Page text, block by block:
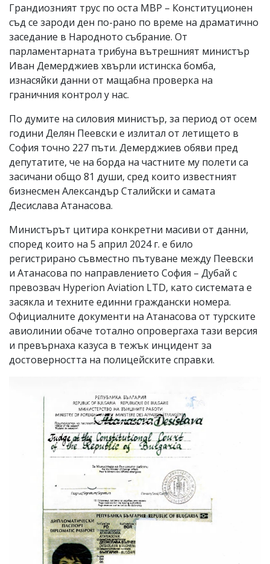
Грандиозният трус по оста МВР – Конституционен
съд се зароди ден по-рано по време на драматично
заседание в Народното събрание. От
парламентарната трибуна вътрешният министър
Иван Демерджиев хвърли истинска бомба,
изнасяйки данни от мащабна проверка на
граничния контрол у нас.
По думите на силовия министър, за период от осем
години Делян Пеевски е излитал от летището в
София точно 227 пъти. Демерджиев обяви пред
депутатите, че на борда на частните му полети са
засичани общо 81 души, сред които известният
бизнесмен Александър Сталийски и самата
Десислава Атанасова.
Министърът цитира конкретни масиви от данни,
според които на 5 април 2024 г. е било
регистрирано съвместно пътуване между Пеевски
и Атанасова по направлението София – Дубай с
превозвач Hyperion Aviation LTD, като системата е
засякла и техните единни граждански номера.
Официалните документи на Атанасова от турските
авиолинии обаче тотално опровергаха тази версия
и превърнаха казуса в тежък инцидент за
достоверността на полицейските справки.